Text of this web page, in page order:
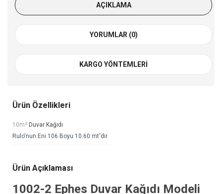
AÇIKLAMA
YORUMLAR (0)
KARGO YÖNTEMLERI
Ürün Özellikleri
10m² Duvar Kağıdı
Rulo'nun Eni 106 Boyu 10.60 mt'dir
Ürün Açıklaması
1002-2 Ephes Duvar Kağıdı Modeli